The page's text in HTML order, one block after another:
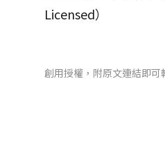
Licensed）
創用授權，附原文連結即可